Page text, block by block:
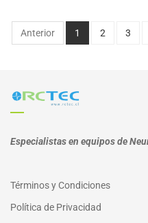
Anterior 1 2 3
Especialistas en equipos de
Términos y Condiciones
Política de Privacidad